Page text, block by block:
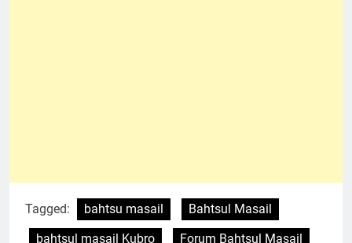
Tagged: bahtsu masail
Bahtsul Masail
bahtsul masail Kubro
Forum Bahtsul Masail